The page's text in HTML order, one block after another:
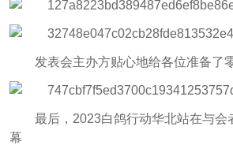
发表会主办方贴心地给各位准备了
最后，2023白鸽行动华北站在与会
幕